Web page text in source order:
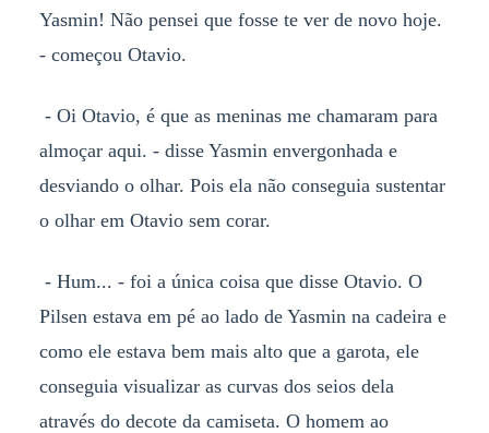
Yasmin! Não pensei que fosse te ver de novo hoje.
- começou Otavio.
- Oi Otavio, é que as meninas me chamaram para
almoçar aqui. - disse Yasmin envergonhada e
desviando o olhar. Pois ela não conseguia sustentar
o olhar em Otavio sem corar.
- Hum... - foi a única coisa que disse Otavio. O
Pilsen estava em pé ao lado de Yasmin na cadeira e
como ele estava bem mais alto que a garota, ele
conseguia visualizar as curvas dos seios dela
através do decote da camiseta. O homem ao